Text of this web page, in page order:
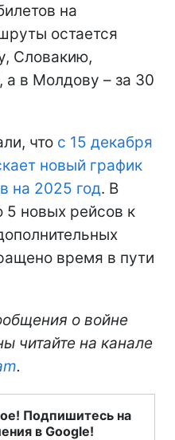
на
остается
Словакию,
а в Молдову – за 30
что с 15 декабря
новый график
на 2025 год. В
5 новых рейсов к
время в пути
о войне
читайте на канале
.
Подпишитесь на
в Google!